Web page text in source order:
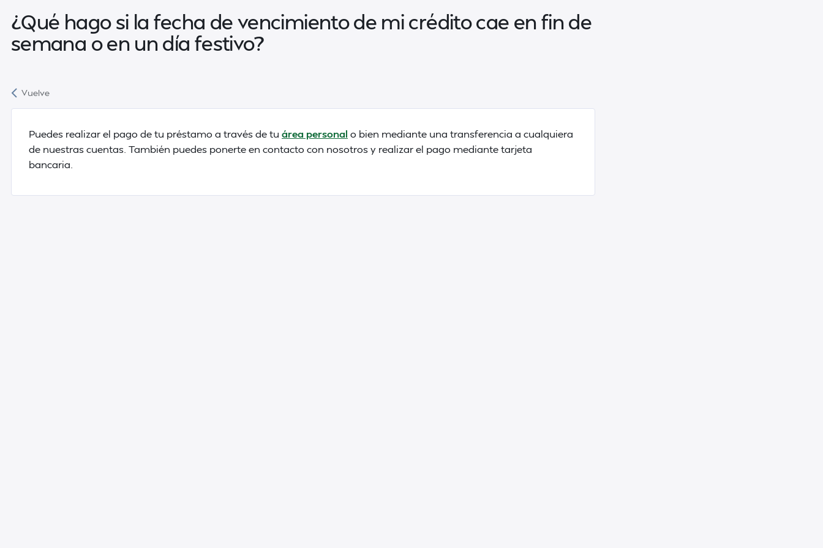
¿Qué hago si la fecha de vencimiento de mi crédito cae en fin de
semana o en un día festivo?
Vuelve
Puedes realizar el pago de tu préstamo a través de tu área personal o bien mediante una transferencia a cualquiera
de nuestras cuentas. También puedes ponerte en contacto con nosotros y realizar el pago mediante tarjeta
bancaria.